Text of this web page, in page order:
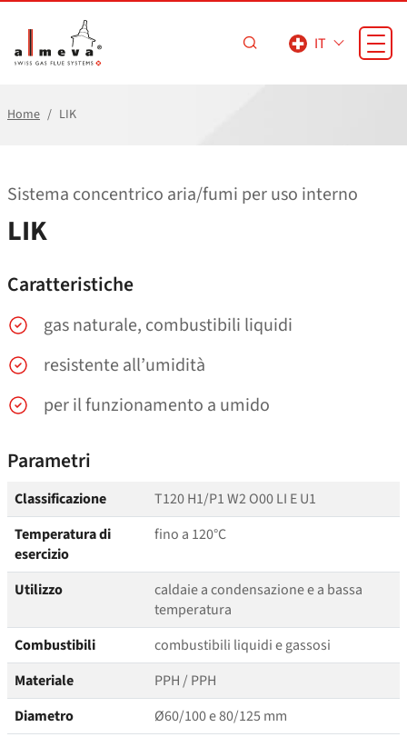
IT
Home LIK
Sistema concentrico aria/​fumi per uso interno
LIK
Caratteristiche
gas naturale, combustibili liquidi
resistente all’umidità
per il funzionamento a umido
Parametri
Classificazione
T120 H1/P1 W2 O00 LI E U1
Temperatura di
esercizio
fino a 120°C
Utilizzo
caldaie a condensazione e a bassa
temperatura
Combustibili
combustibili liquidi e gassosi
Materiale
PPH / PPH
Diametro
Ø60/100 e 80/125 mm